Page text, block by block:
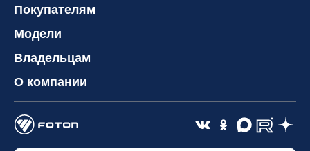
Покупателям
Модели
Владельцам
О компании